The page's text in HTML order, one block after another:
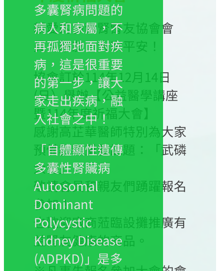
多囊腎病問題的
病人和家屬，不
再孤獨地面對疾
病，這是很重要
的第一步，讓大
家走出疾病，融
入社會之中！
「自體顯性遺傳
多囊性腎贜病
Autosomal
Dominant
Polycystic
Kidney Disease
(ADPKD)」是多
親愛的多囊腎腎友協會會
員、親友，大家平安！
協會訂於114年12月14日
(日）舉辦【公益醫學講座
暨114年度祈福大會】
感謝高芷華醫師特別為大家
預備教導重要課題：「武磷
大會」。
敬請會員和親友們踴躍報名
參加！
也歡迎廠商蒞臨設攤推廣有
益腎友健康的商品。